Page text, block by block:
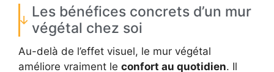
Les bénéfices concrets d’un mur
végétal chez soi
Au-delà de l’effet visuel, le mur végétal
améliore vraiment le confort au quotidien. Il